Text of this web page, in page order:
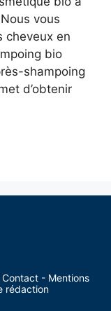
vous
cheveux en
bio
shampoing
d’obtenir
Contact - Mentions
rédaction